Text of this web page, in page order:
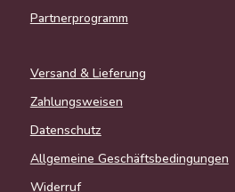
Partnerprogramm
Versand & Lieferung
Zahlungsweisen
Datenschutz
Allgemeine Geschäftsbedingungen
Widerruf